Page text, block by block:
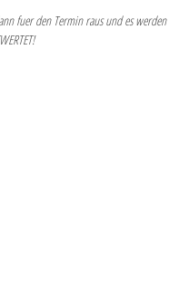
fuer den Termin raus und es werden